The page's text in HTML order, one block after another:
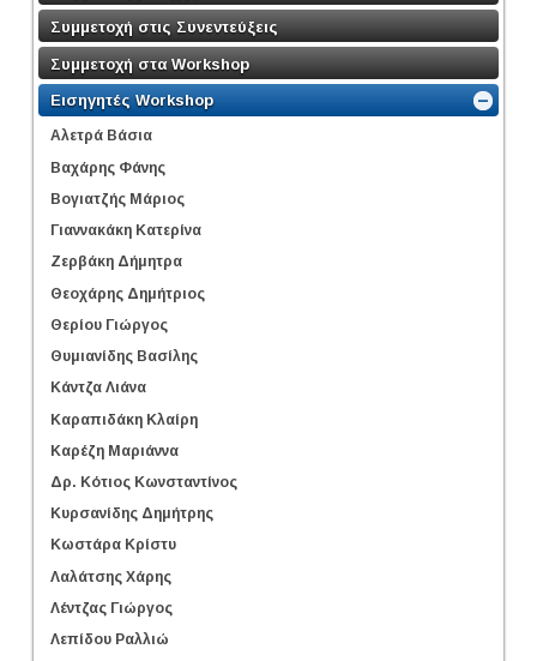
Συμμετοχή στις Συνεντεύξεις
Συμμετοχή στα Workshop
Εισηγητές Workshop
Αλετρά Βάσια
Βαχάρης Φάνης
Βογιατζής Μάριος
Γιαννακάκη Κατερίνα
Ζερβάκη Δήμητρα
Θεοχάρης Δημήτριος
Θερίου Γιώργος
Θυμιανίδης Βασίλης
Κάντζα Λιάνα
Καραπιδάκη Κλαίρη
Καρέζη Μαριάννα
Δρ. Κότιος Κωνσταντίνος
Κυρσανίδης Δημήτρης
Κωστάρα Κρίστυ
Λαλάτσης Χάρης
Λέντζας Γιώργος
Λεπίδου Ραλλιώ